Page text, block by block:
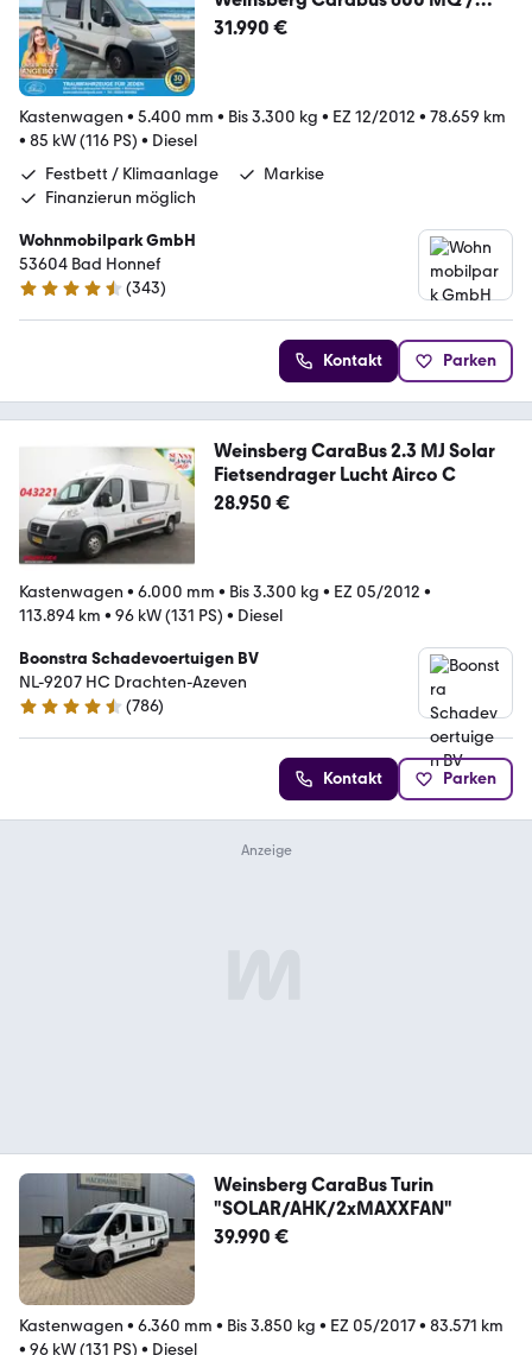
Festbett
31.990 €
Kastenwagen • 5.400 mm • Bis 3.300 kg • EZ 12/2012 • 78.659 km
• 85 kW (116 PS) • Diesel
Festbett / Klimaanlage
Markise
Finanzierun möglich
Wohnmobilpark GmbH
53604 Bad Honnef
4.3 Sterne
(343)
Kontakt Parken
Weinsberg CaraBus 2.3 MJ Solar
Fietsendrager Lucht Airco C
28.950 €
Kastenwagen • 6.000 mm • Bis 3.300 kg • EZ 05/2012 •
113.894 km • 96 kW (131 PS) • Diesel
Boonstra Schadevoertuigen BV
NL-9207 HC Drachten-Azeven
4.4 Sterne
(786)
Kontakt Parken
Weinsberg CaraBus Turin
"SOLAR/AHK/2xMAXXFAN"
39.990 €
Kastenwagen • 6.360 mm • Bis 3.850 kg • EZ 05/2017• 83.571 km
• 96 kW (131 PS) • Diesel